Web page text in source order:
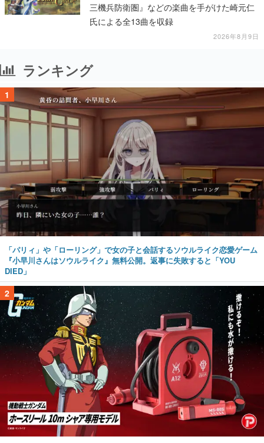
三機兵防衛圏』などの楽曲を手がけた崎元仁
氏による全13曲を収録
2026年8月9日
ランキング
1
「パリィ」や「ローリング」で女の子と会話するソウルライク恋愛ゲーム
『小早川さんはソウルライク』無料公開。返事に失敗すると「YOU
DIED」
2